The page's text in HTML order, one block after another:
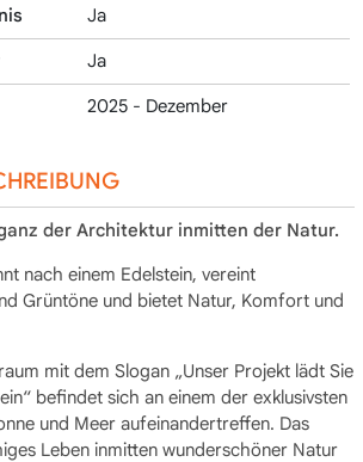
Ja
Ja
2025 - Dezember
der Architektur inmitten der Natur.
nach einem Edelstein, vereint
Grüntöne und bietet Natur, Komfort und
mit dem Slogan „Unser Projekt lädt Sie
befindet sich an einem der exklusivsten
und Meer aufeinandertreffen. Das
Leben inmitten wunderschöner Natur